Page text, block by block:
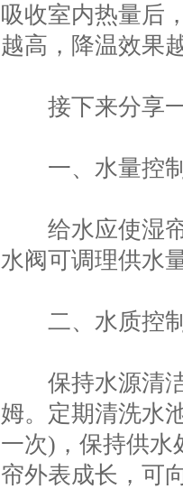
吸收室内热量后
越高，降温效果
接下来分享一
一、水量控
给水应使湿帘
水阀可调理供水
二、水质控
保持水源清洁
姆。定期清洗水
一次)，保持供水
帘外表成长，可